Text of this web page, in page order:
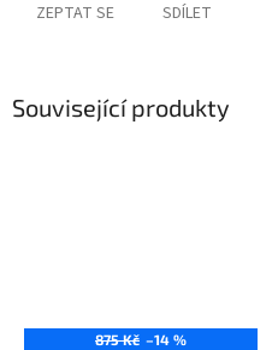
ZEPTAT SE SDÍLET
Související produkty
875 Kč –14 %